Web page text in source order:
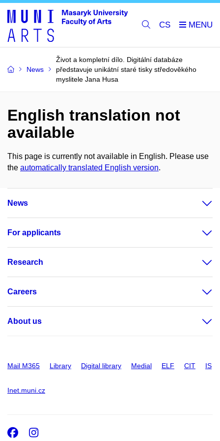
CS
News
Život a kompletní dílo. Digitální databáze
představuje unikátní staré tisky středověkého
myslitele Jana Husa
English translation not
available
This page is currently not available in English. Please use
the automatically translated English version.
News
For applicants
Research
Careers
About us
Mail M365 Library Digital library Medial ELF CIT IS
Inet.muni.cz
Facebook
Instagram